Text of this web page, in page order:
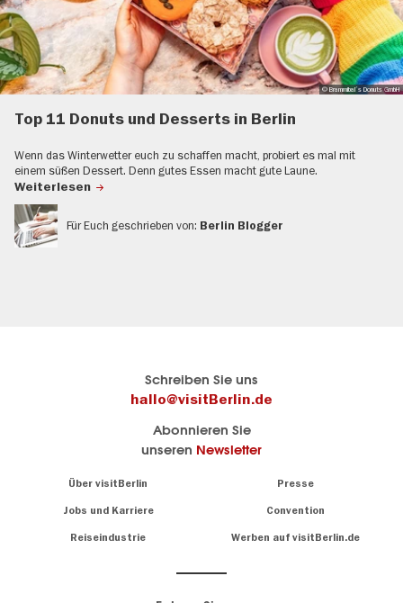
© Brammibal´s Donuts GmbH
Top 11 Donuts und Desserts in Berlin
Wenn das Winterwetter euch zu schaffen macht, probiert es mal mit
einem süßen Dessert. Denn gutes Essen macht gute Laune.
Weiterlesen
Für Euch geschrieben von: Berlin Blogger
Schreiben Sie uns
hallo@visitBerlin.de
Abonnieren Sie
unseren Newsletter
Über visitBerlin Presse
Jobs und Karriere Convention
Reiseindustrie Werben auf visitBerlin.de
sind
für Sie da.